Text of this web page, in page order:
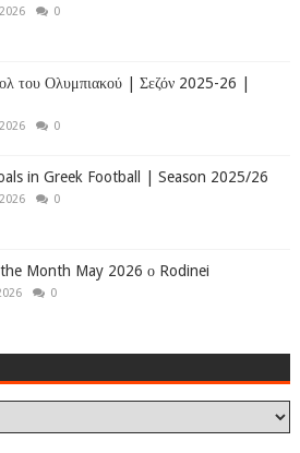
0
του Ολυμπιακού | Σεζόν 2025-26 |
0
in Greek Football | Season 2025/26
0
Month May 2026 ο Rodinei
0